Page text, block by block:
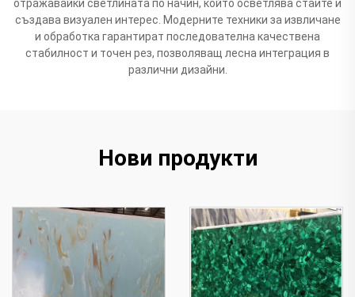
отражавайки светлината по начин, който осветлява стаите и
създава визуален интерес. Модерните техники за извличане
и обработка гарантират последователна качествена
стабилност и точен рез, позволяващ лесна интеграция в
различни дизайни.
Нови продукти